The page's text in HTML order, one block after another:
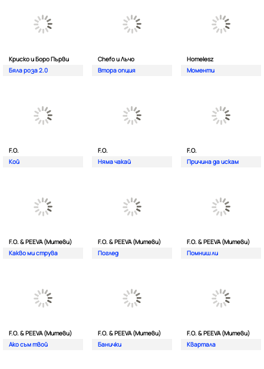
Криско и Боро Първи
Бяла роза 2.0
Chefo и Лъчо
Втора опция
Homelesz
Моменти
F.O.
Кой
F.O.
Няма чакай
F.O.
Причина да искам
F.O. & PEEVA (Митеви)
Какво ми струва
F.O. & PEEVA (Митеви)
Поглед
F.O. & PEEVA (Митеви)
Помниш ли
F.O. & PEEVA (Митеви)
Ако съм твой
F.O. & PEEVA (Митеви)
Банички
F.O. & PEEVA (Митеви)
Квартала